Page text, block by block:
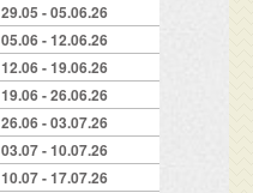
29.05 - 05.06.26
05.06 - 12.06.26
12.06 - 19.06.26
19.06 - 26.06.26
26.06 - 03.07.26
03.07 - 10.07.26
10.07 - 17.07.26